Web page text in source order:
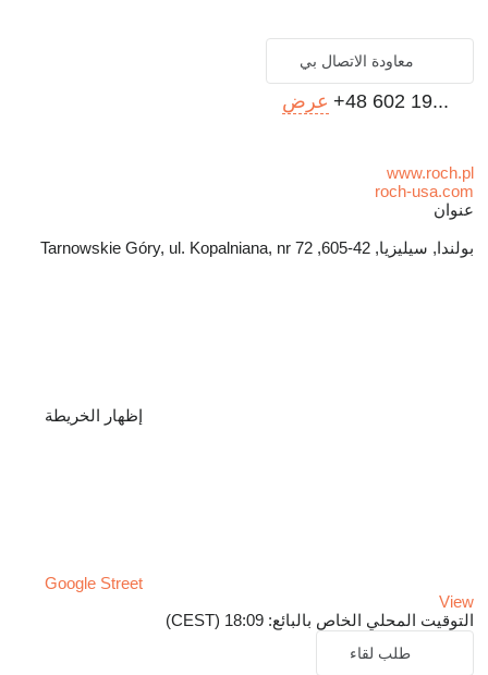
معاودة الاتصال بي
+48 602 19... عرض
www.roch.pl
roch-usa.com
عنوان
بولندا, سيليزيا, 42-605, Tarnowskie Góry, ul. Kopalniana, nr 72
إظهار الخريطة
Google Street
View
التوقيت المحلي الخاص بالبائع: 18:09 (CEST)
طلب لقاء